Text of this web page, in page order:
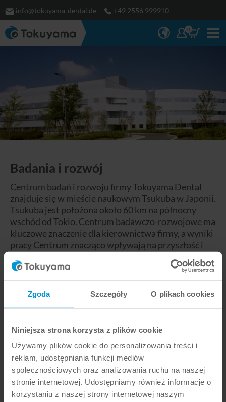
Zgoda Szczegóły O plikach cookies
Niniejsza strona korzysta z plików cookie
Używamy plików cookie do personalizowania treści i
reklam, udostępniania funkcji mediów
społecznościowych oraz analizowania ruchu na naszej
stronie internetowej. Udostępniamy również informacje o
korzystaniu z naszej strony internetowej naszym
info@tokuyama-dental.de +49 2556 999910
0
Badania i rozwój
Centrum badań i rozwoju firmy Tokuyama Dental
znajduje się w mieście naukowym Tsukuba w Japonii.
Tsukuba jest położona około 60 km na północny
wschód od Tokio. Centrum badawczo-rozwojowe ma
kluczowe znaczenie dla kierownictwa firmy, a wyniki
pracy Centrum znacząco wpływają na przyszłość i
Badania i rozwój bazują na:
rozwijaniu innowacyjnych technologii i
rozwiązań z wysokim potencjałem.
biznesie" jako pionier rozwoju
badaniu i rozwoju opartym na kreatywności i
wizji.
Opierając się na tych zasadach, Tokuyama
nieustannie dąży do celu, jakim jest rozwój i